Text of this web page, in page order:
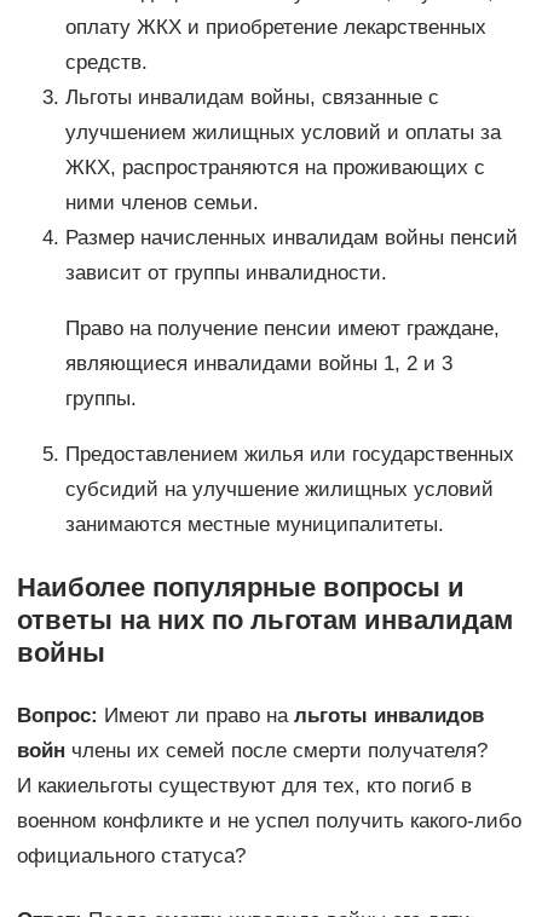
оплату ЖКХ и приобретение лекарственных
средств.
Льготы инвалидам войны, связанные с
улучшением жилищных условий и оплаты за
ЖКХ, распространяются на проживающих с
ними членов семьи.
Размер начисленных инвалидам войны пенсий
зависит от группы инвалидности.
Право на получение пенсии имеют граждане,
являющиеся инвалидами войны 1, 2 и 3
группы.
Предоставлением жилья или государственных
субсидий на улучшение жилищных условий
занимаются местные муниципалитеты.
Наиболее популярные вопросы и
ответы на них по льготам инвалидам
войны
Вопрос: Имеют ли право на льготы инвалидов
войн члены их семей после смерти получателя?
И какиельготы существуют для тех, кто погиб в
военном конфликте и не успел получить какого-либо
официального статуса?